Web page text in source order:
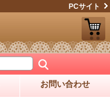
PCサイト
お問い合わせ